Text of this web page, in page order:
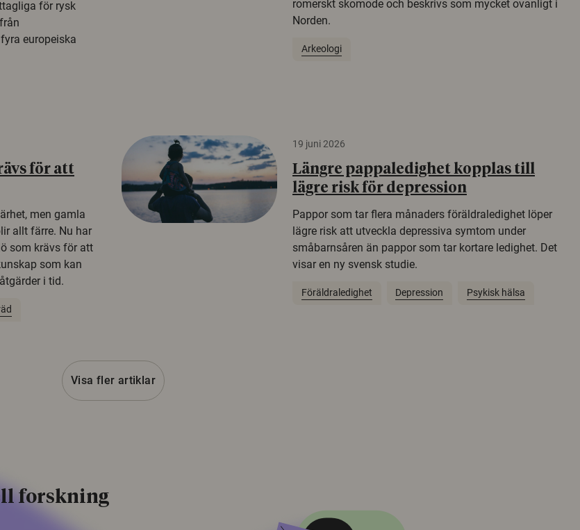
för rysk
europeiska
romerskt skomode och beskrivs som mycket ovanligt i
Norden.
Arkeologi
för att
men gamla
allt färre. Nu har
som krävs för att
som kan
i tid.
19 juni 2026
Längre pappaledighet kopplas till
lägre risk för depression
Pappor som tar flera månaders föräldraledighet löper
lägre risk att utveckla depressiva symtom under
småbarnsåren än pappor som tar kortare ledighet. Det
visar en ny svensk studie.
Föräldraledighet Depression Psykisk hälsa
Visa fler artiklar
forskning